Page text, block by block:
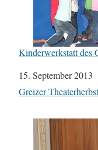
Kinderwerkstatt des
Datum
15. September 2013
In Bezug auf
Greizer Theaterherbst